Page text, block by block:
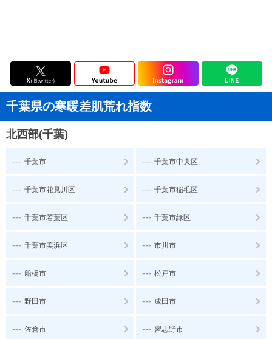
千葉県の寒暖差肌荒れ指数
北西部(千葉)
--- 千葉市 --- 千葉市中央区
--- 千葉市花見川区 --- 千葉市稲毛区
--- 千葉市若葉区 --- 千葉市緑区
--- 千葉市美浜区 --- 市川市
--- 船橋市 --- 松戸市
--- 野田市 --- 成田市
--- 佐倉市 --- 習志野市